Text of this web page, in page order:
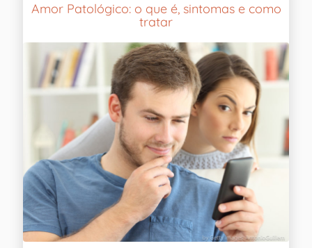
Amor Patológico: o que é, sintomas e como
tratar